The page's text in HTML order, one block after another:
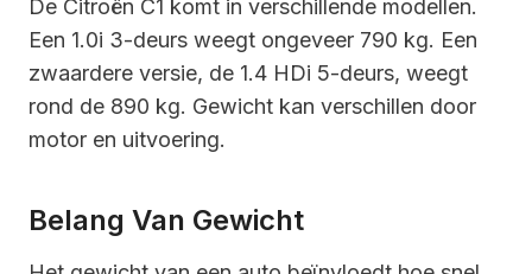
De Citroën C1 komt in verschillende modellen.
Een 1.0i 3-deurs weegt ongeveer 790 kg. Een
zwaardere versie, de 1.4 HDi 5-deurs, weegt
rond de 890 kg. Gewicht kan verschillen door
motor en uitvoering.
Belang Van Gewicht